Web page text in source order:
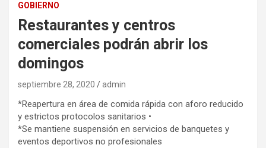
GOBIERNO
Restaurantes y centros
comerciales podrán abrir los
domingos
septiembre 28, 2020 admin
*Reapertura en área de comida rápida con aforo reducido
y estrictos protocolos sanitarios •
*Se mantiene suspensión en servicios de banquetes y
eventos deportivos no profesionales